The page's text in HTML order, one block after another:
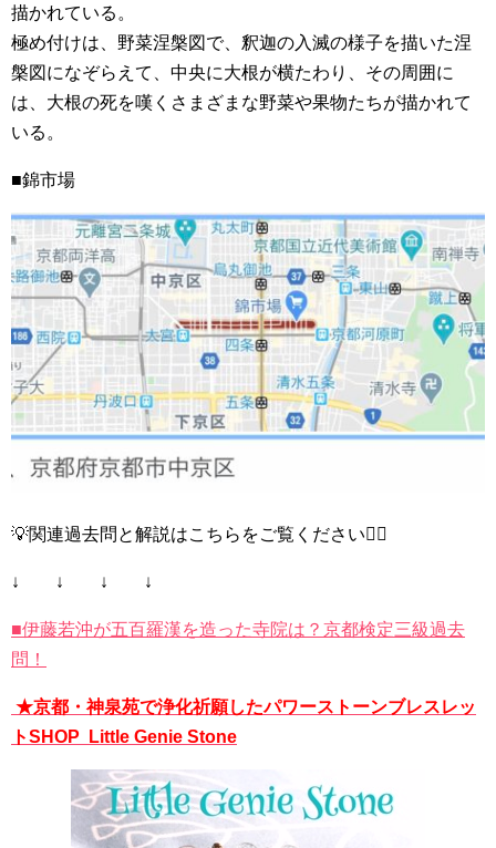
描かれている。
極め付けは、野菜涅槃図で、釈迦の入滅の様子を描いた涅
槃図になぞらえて、中央に大根が横たわり、その周囲に
は、大根の死を嘆くさまざまな野菜や果物たちが描かれて
いる。
■錦市場
💡関連過去問と解説はこちらをご覧ください💁‍♀️
↓ ↓ ↓ ↓
■伊藤若沖が五百羅漢を造った寺院は？京都検定三級過去
問！
★京都・神泉苑で浄化祈願したパワーストーンブレスレッ
トSHOP Little Genie Stone